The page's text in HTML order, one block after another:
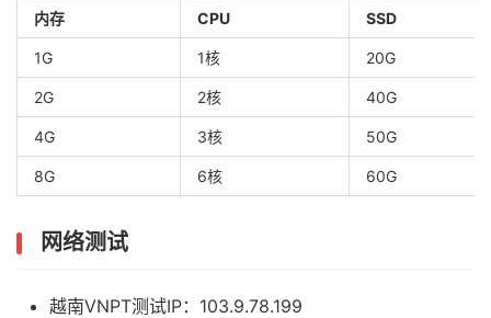
内存 CPU SSD
1G 1核 20G
2G 2核 40G
4G 3核 50G
8G 6核 60G
网络测试
越南VNPT测试IP：103.9.78.199